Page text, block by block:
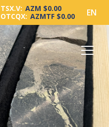
TSX.V: AZM $0.00
OTCQX: AZMTF $0.00 EN